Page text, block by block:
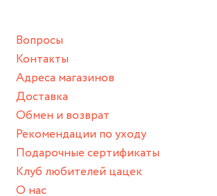
спортивный инвентарь).
Храните изделие в сухом месте.
Для надежного хранения мы доставляем
нашей фирменной коробке или упаковке
Пожалуйста, используйте эту упаковку
пока не носите украшение на себе.
Вопросы
Контакты
Адреса магазинов
Доставка
Обмен и возврат
Рекомендации по уходу
Подарочные сертификаты
Клуб любителей цацек
О нас